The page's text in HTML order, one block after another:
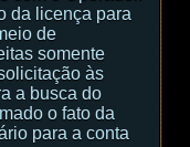
da licença para
de
somente
às
a busca do
o fato da
para a conta